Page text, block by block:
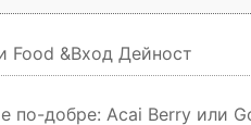
Food &Вход Дейност
по-добре: Acai Berry или